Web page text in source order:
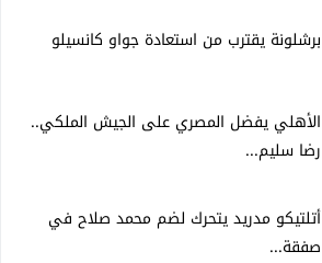
برشلونة يقترب من استعادة جواو كانسيلو
الأهلي يفضل المصري على الجيش الملكي..
رضا سليم...
أتلتيكو مدريد يتحرك لضم محمد صلاح في
صفقة...